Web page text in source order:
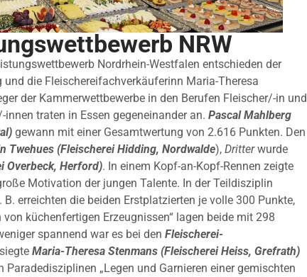
NRW
Nordrhein-Westfalen entschieden der
und die Fleischereifachverkäuferinn Maria-Theresa
der Kammerwettbewerbe in den Berufen Fleischer/-in und
traten in Essen gegeneinander an. Pascal Mahlberg
gewann mit einer Gesamtwertung von 2.616 Punkten. Den
Twehues (Fleischerei Hidding, Nordwalde), Dritterwurde
Overbeck, Herford). In einem Kopf-an-Kopf-Rennen zeigte
Motivation der jungen Talente. In der Teildisziplin
B. erreichten die beiden Erstplatzierten je volle 300 Punkte,
küchenfertigen Erzeugnissen“ lagen beide mit 298
spannend war es bei den Fleischerei-
Maria-Theresa Stenmans (Fleischerei Heiss, Grefrath)
Paradedisziplinen „Legen und Garnieren einer gemischten